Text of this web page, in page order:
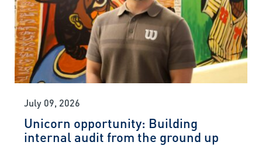
July 09, 2026
Unicorn opportunity: Building
internal audit from the ground up